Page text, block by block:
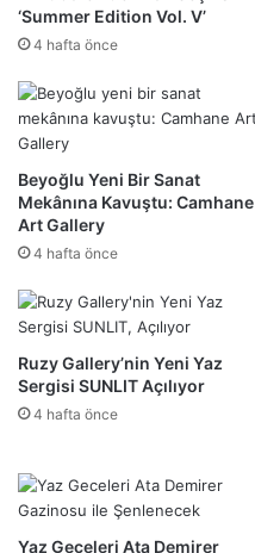
‘Summer Edition Vol. V’
4 hafta önce
Beyoğlu Yeni Bir Sanat
Mekânına Kavuştu: Camhane
Art Gallery
4 hafta önce
Ruzy Gallery’nin Yeni Yaz
Sergisi SUNLIT Açılıyor
4 hafta önce
Yaz Geceleri Ata Demirer